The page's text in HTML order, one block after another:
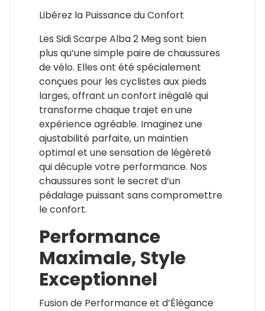
Libérez la Puissance du Confort
Les Sidi Scarpe Alba 2 Meg sont bien
plus qu’une simple paire de chaussures
de vélo. Elles ont été spécialement
conçues pour les cyclistes aux pieds
larges, offrant un confort inégalé qui
transforme chaque trajet en une
expérience agréable. Imaginez une
ajustabilité parfaite, un maintien
optimal et une sensation de légèreté
qui décuple votre performance. Nos
chaussures sont le secret d’un
pédalage puissant sans compromettre
le confort.
Performance
Maximale, Style
Exceptionnel
Fusion de Performance et d’Élégance